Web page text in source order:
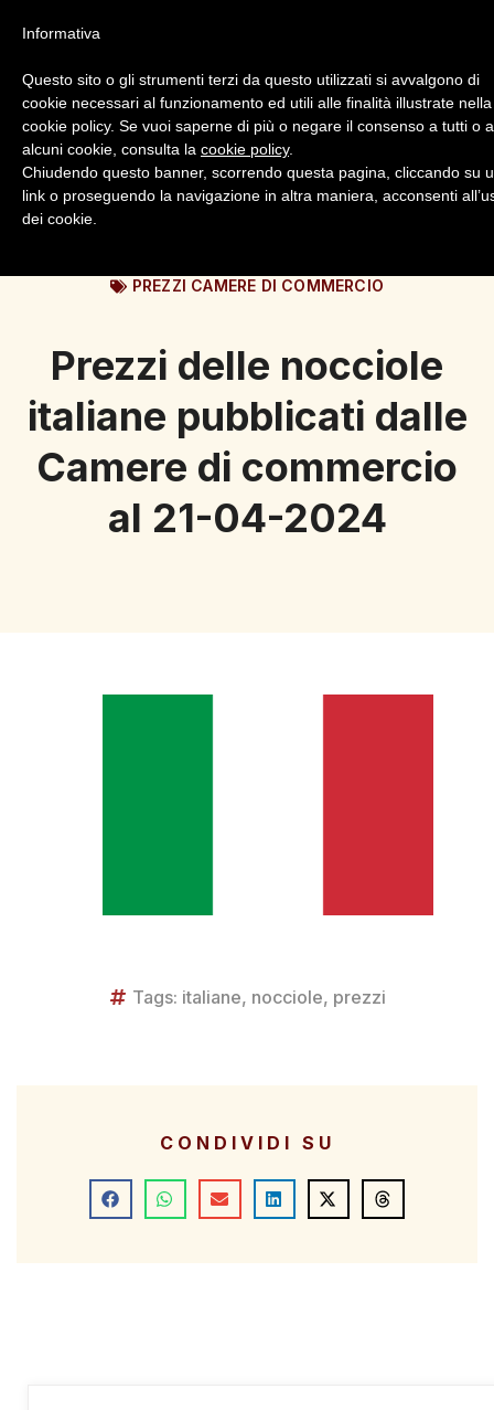
Login Registrazione
PREZZI CAMERE DI COMMERCIO
Prezzi delle nocciole
italiane pubblicati dalle
Camere di commercio
al 21-04-2024
Tags: italiane, nocciole, prezzi
CONDIVIDI SU
Informativa
Questo sito o gli strumenti terzi da questo utilizzati si avvalgono di
cookie necessari al funzionamento ed utili alle finalità illustrate nella
cookie policy. Se vuoi saperne di più o negare il consenso a tutti o
alcuni cookie, consulta la cookie policy.
Chiudendo questo banner, scorrendo questa pagina, cliccando su
link o proseguendo la navigazione in altra maniera, acconsenti
dei cookie.